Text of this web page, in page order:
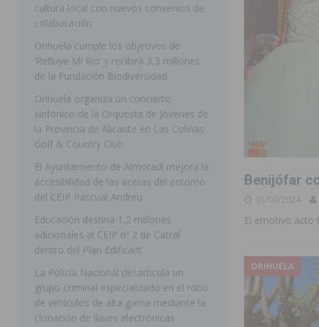
[ 07/08/2026 ] Raiguero de Bonanza alerta del riesgo
[ 07/08/2026 ]
La Generalitat impulsa el
[ 07/08/2026 ] Benferri ya se prepara para dar comienzo
[ 07/08/2026 ] Bigastro se viste de gala para la
[ 07/08/2026 ]
Rojales clausura con éxito las Fiestas de
[ 06/08/2026 ]
Redován presenta la programación de
Arcángel
REDOVÁN
[ 06/08/2026 ]
El PSOE denuncia una nueva prórroga de
[ 07/08/2026 ] FEGADO 2026 cierra con un balance
DOLORES
Los Montesinos refuerza su apoyo a la
[ 07/08/2026 ] Orihuela cumple los objetivos de
ORIHUELA
Benijófar
15/07/2024
El emotivo acto
ORIHUELA
cultura local con nuevos convenios de
colaboración
Orihuela cumple los objetivos de
‘Refluye Mi Río’ y recibirá 3,3 millones
de la Fundación Biodiversidad
Orihuela organiza un concierto
sinfónico de la Orquesta de Jóvenes de
la Provincia de Alicante en Las Colinas
Golf & Country Club
El Ayuntamiento de Almoradí mejora la
accesibilidad de las aceras del entorno
del CEIP Pascual Andreu
Educación destina 1,2 millones
adicionales al CEIP nº 2 de Catral
dentro del Plan Edificant
La Policía Nacional desarticula un
grupo criminal especializado en el robo
de vehículos de alta gama mediante la
clonación de llaves electrónicas